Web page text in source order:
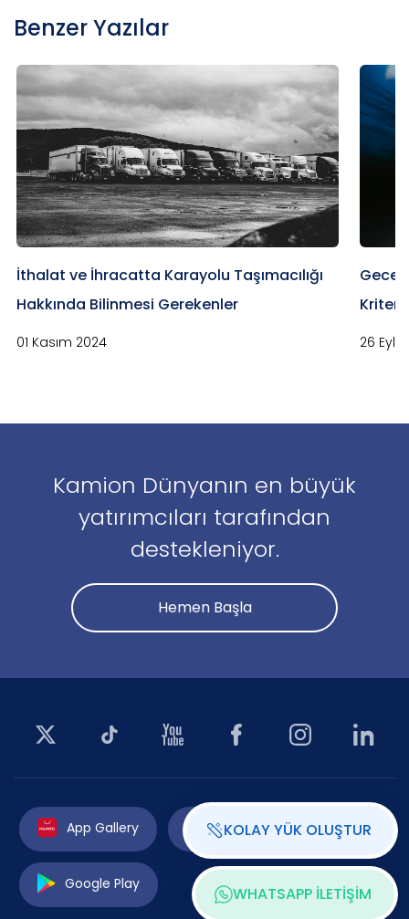
Benzer Yazılar
İthalat ve İhracatta Karayolu Taşımacılığı
Hakkında Bilinmesi Gerekenler
01 Kasım 2024
Gece
Kriter
26
Kamion Dünyanın en büyük
yatırımcıları tarafından
destekleniyor.
Hemen Başla
App Gallery App Store
Google Play
KOLAY YÜK OLUŞTUR
WHATSAPP İLETİŞİM